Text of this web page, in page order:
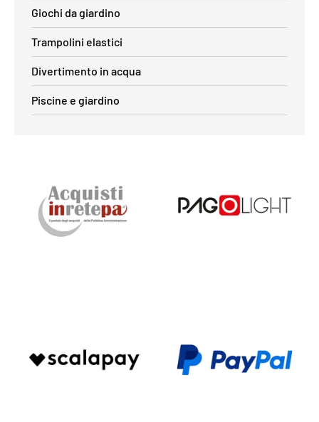
Giochi da giardino
Trampolini elastici
Divertimento in acqua
Piscine e giardino